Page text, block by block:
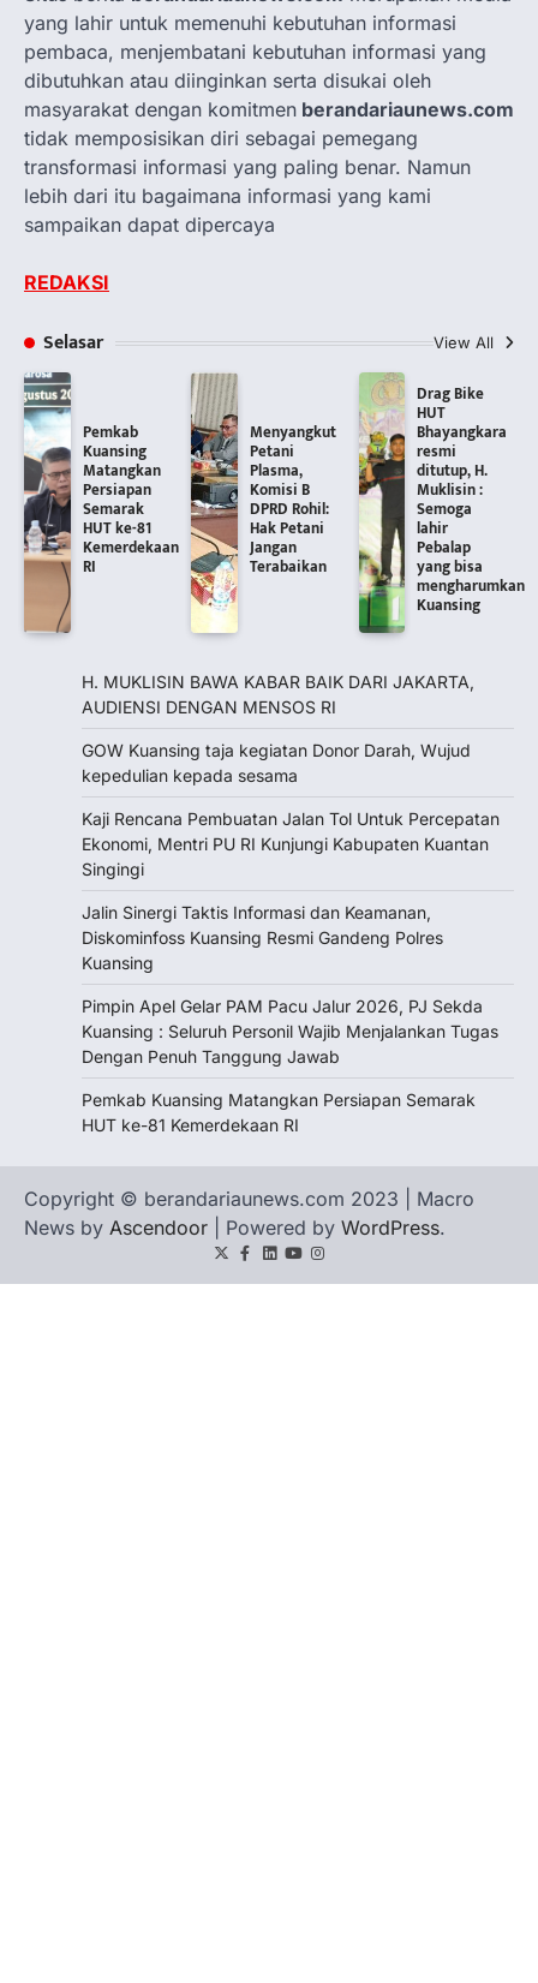
yang lahir untuk memenuhi kebutuhan informasi
pembaca, menjembatani kebutuhan informasi yang
dibutuhkan atau diinginkan serta disukai oleh
masyarakat dengan komitmen berandariaunews.com
tidak memposisikan diri sebagai pemegang
transformasi informasi yang paling benar. Namun
lebih dari itu bagaimana informasi yang kami
sampaikan dapat dipercaya
REDAKSI
Selasar View All
Pemkab
Kuansing
Matangkan
Persiapan
Semarak
HUT ke-81
Kemerdekaan
RI
Menyangkut
Petani
Plasma,
Komisi B
DPRD Rohil:
Hak Petani
Jangan
Terabaikan
Drag Bike
HUT
Bhayangkara
resmi
ditutup, H.
Muklisin :
Semoga
lahir
Pebalap
yang bisa
mengharumkan
Kuansing
H. MUKLISIN BAWA KABAR BAIK DARI JAKARTA,
‎AUDIENSI DENGAN MENSOS RI
GOW Kuansing taja kegiatan Donor Darah, Wujud
kepedulian kepada sesama
Kaji Rencana Pembuatan Jalan Tol Untuk Percepatan
Ekonomi, Mentri PU RI Kunjungi Kabupaten Kuantan
Singingi
Jalin Sinergi Taktis Informasi dan Keamanan,
Diskominfoss Kuansing Resmi Gandeng Polres
Kuansing
Pimpin Apel Gelar PAM Pacu Jalur 2026, PJ Sekda
Kuansing : Seluruh Personil Wajib Menjalankan Tugas
Dengan Penuh Tanggung Jawab
Pemkab Kuansing Matangkan Persiapan Semarak
HUT ke-81 Kemerdekaan RI
Copyright © berandariaunews.com 2023 | Macro
News by Ascendoor | Powered by WordPress.